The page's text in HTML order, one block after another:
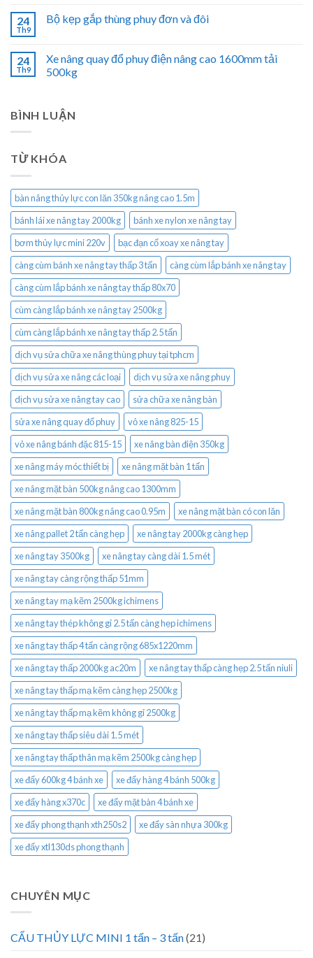
24
Th9
Bộ kẹp gắp thùng phuy đơn và đôi
24
Th9
Xe nâng quay đổ phuy điện nâng cao 1600mm tải
500kg
BÌNH LUẬN
TỪ KHÓA
bàn nâng thủy lực con lăn 350kg nâng cao 1.5m
bánh lái xe nâng tay 2000kg
bánh xe nylon xe nâng tay
bơm thủy lực mini 220v
bạc đạn cổ xoay xe nâng tay
càng cùm bánh xe nâng tay thấp 3 tấn
càng cùm lắp bánh xe nâng tay
càng cùm lắp bánh xe nâng tay thấp 80x70
cùm càng lắp bánh xe nâng tay 2500kg
cùm càng lắp bánh xe nâng tay thấp 2.5 tấn
dịch vụ sửa chữa xe nâng thùng phuy tại tphcm
dịch vụ sửa xe nâng các loại
dịch vụ sửa xe nâng phuy
dịch vụ sửa xe nâng tay cao
sửa chữa xe nâng bàn
sửa xe nâng quay đổ phuy
vỏ xe nâng 825-15
vỏ xe nâng bánh đặc 815-15
xe nâng bàn điện 350kg
xe nâng máy móc thiết bị
xe nâng mặt bàn 1 tấn
xe nâng mặt bàn 500kg nâng cao 1300mm
xe nâng mặt bàn 800kg nâng cao 0.95m
xe nâng mặt bàn có con lăn
xe nâng pallet 2 tấn càng hẹp
xe nâng tay 2000kg càng hẹp
xe nâng tay 3500kg
xe nâng tay càng dài 1.5 mét
xe nâng tay càng rộng thấp 51mm
xe nâng tay mạ kẽm 2500kg ichimens
xe nâng tay thép không gỉ 2.5 tấn càng hẹp ichimens
xe nâng tay thấp 4 tấn càng rộng 685x1220mm
xe nâng tay thấp 2000kg ac20m
xe nâng tay thấp càng hẹp 2.5 tấn niuli
xe nâng tay thấp mạ kẽm càng hẹp 2500kg
xe nâng tay thấp mạ kẽm không gỉ 2500kg
xe nâng tay thấp siêu dài 1.5 mét
xe nâng tay thấp thân mạ kẽm 2500kg càng hẹp
xe đẩy 600kg 4 bánh xe
xe đẩy hàng 4 bánh 500kg
xe đẩy hàng x370c
xe đẩy mặt bàn 4 bánh xe
xe đẩy phong thạnh xth250s2
xe đẩy sàn nhựa 300kg
xe đẩy xtl130ds phong thạnh
CHUYÊN MỤC
CẨU THỦY LỰC MINI 1 tấn – 3 tấn(21)